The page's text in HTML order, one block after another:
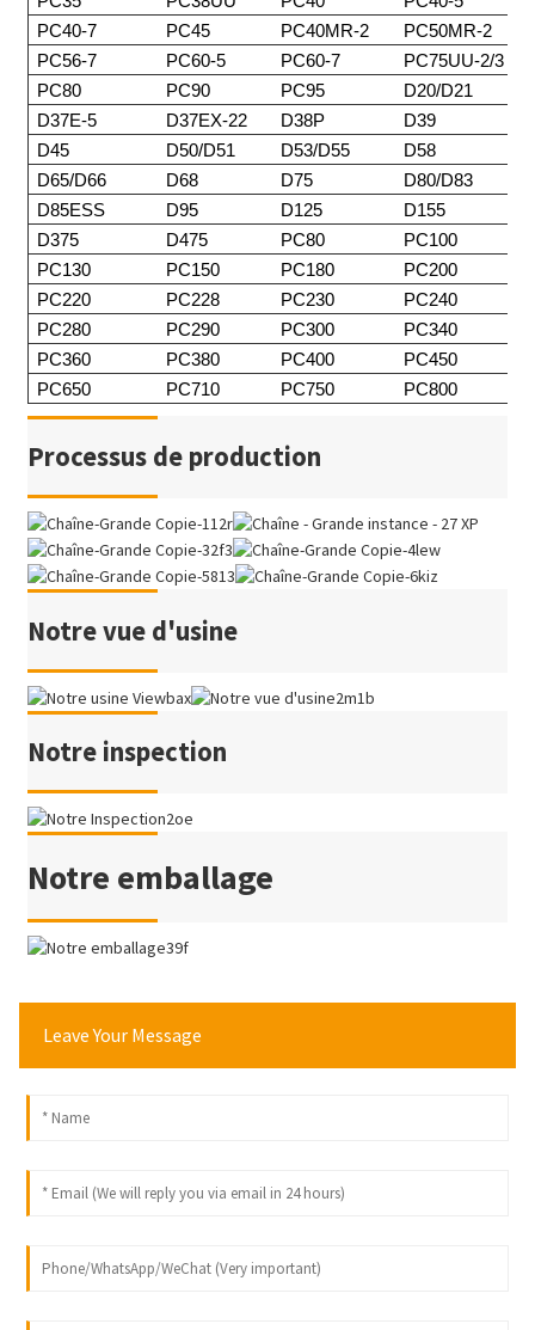
PC40-7
PC45 PC40MR-2
PC50MR-2
PC56-7
PC60-5 PC60-7
PC75UU-2/3
PC80
PC90 PC95
D20/D21
D37E-5
D37EX-22 D38P
D39
D45
D50/D51 D53/D55
D58
D65/D66
D68 D75
D80/D83
D85ESS
D95 D125
D155
D375
D475 PC80
PC100
PC130
PC150 PC180
PC200
PC220
PC228 PC230
PC240
PC280
PC290 PC300
PC340
PC360
PC380 PC400
PC450
PC650
PC710 PC750 PC800
Processus de production
Notre vue d'usine
Notre inspection
Notre emballage
Leave Your Message